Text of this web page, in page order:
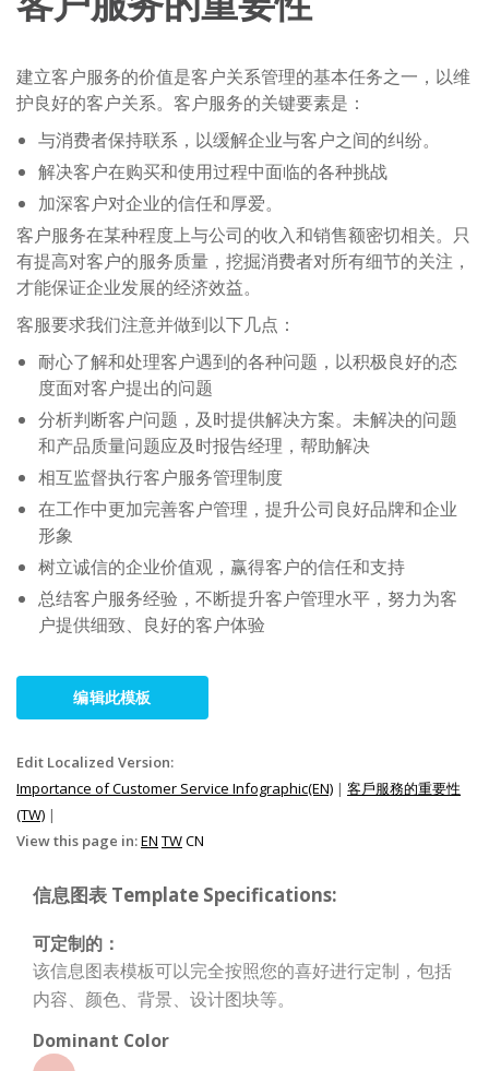
建立客户服务的价值是客户关系管理的基本任务之一，以维
护良好的客户关系。客户服务的关键要素是：
与消费者保持联系，以缓解企业与客户之间的纠纷。
解决客户在购买和使用过程中面临的各种挑战
加深客户对企业的信任和厚爱。
客户服务在某种程度上与公司的收入和销售额密切相关。只
有提高对客户的服务质量，挖掘消费者对所有细节的关注，
才能保证企业发展的经济效益。
客服要求我们注意并做到以下几点：
耐心了解和处理客户遇到的各种问题，以积极良好的态
度面对客户提出的问题
分析判断客户问题，及时提供解决方案。未解决的问题
和产品质量问题应及时报告经理，帮助解决
相互监督执行客户服务管理制度
在工作中更加完善客户管理，提升公司良好品牌和企业
形象
树立诚信的企业价值观，赢得客户的信任和支持
总结客户服务经验，不断提升客户管理水平，努力为客
户提供细致、良好的客户体验
编辑此模板
Edit Localized Version:
Importance of Customer Service Infographic(EN) | 客戶服務的重要性
(TW) |
View this page in:EN TWCN
信息图表 Template Specifications:
可定制的：
该信息图表模板可以完全按照您的喜好进行定制，包括
内容、颜色、背景、设计图块等。
Dominant Color